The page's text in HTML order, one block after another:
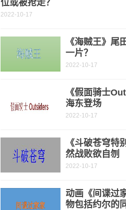
位或被抢走？
2022-10-17
《海贼王》尾
一片？
2022-10-17
《假面骑士
海东登场
2022-10-17
《斗破苍穹特
然战败欲自刎
2022-10-17
动画《间谍过
物包括约尔的